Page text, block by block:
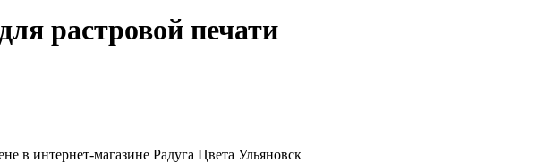
растровой печати
в интернет-магазине Радуга Цвета Ульяновск